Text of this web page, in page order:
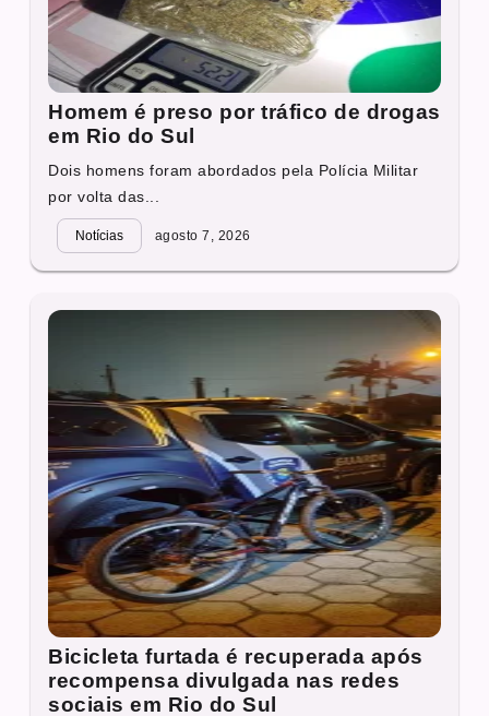
Homem é preso por tráfico de drogas
em Rio do Sul
Dois homens foram abordados pela Polícia Militar
por volta das...
Notícias agosto 7, 2026
Bicicleta furtada é recuperada após
recompensa divulgada nas redes
sociais em Rio do Sul